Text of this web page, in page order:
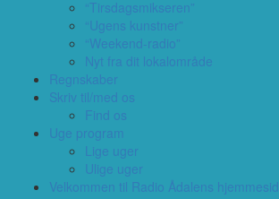
“Tirsdagsmikseren”
“Ugens kunstner”
“Weekend-radio”
Nyt fra dit lokalområde
Regnskaber
Skriv til/med os
Find os
Uge program
Lige uger
Ulige uger
Velkommen til Radio Ådalens